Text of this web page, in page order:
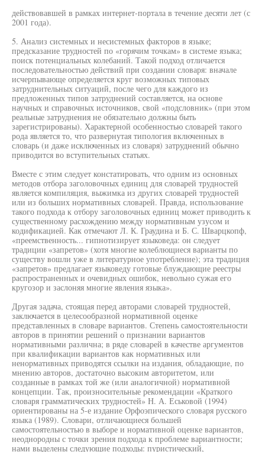
действовавшей в рамках интернет-портала в течение десяти лет (с
2001 года).
5. Анализ системных и несистемных факторов в языке;
предсказание трудностей по «горячим точкам» в системе языка;
поиск потенциальных колебаний. Такой подход отличается
последовательностью действий при создании словаря: вначале
исчерпывающе определяется круг возможных типовых
затруднительных ситуаций, после чего для каждого из
предложенных типов затруднений составляется, на основе
научных и справочных источников, свой «подсловник» (при этом
реальные затруднения не обязательно должны быть
зарегистрированы). Характерной особенностью словарей такого
рода является то, что развернутая типология включенных в
словарь (и даже исключенных из словаря) затруднений обычно
приводится во вступительных статьях.
Вместе с этим следует констатировать, что одним из основных
методов отбора заголовочных единиц для словарей трудностей
является компиляция, выжимка из других словарей трудностей
или из больших нормативных словарей. Правда, использование
такого подхода к отбору заголовочных единиц может приводить к
существенному расхождению между нормативным узусом и
кодификацией. Как отмечают Л. К. Граудина и Б. С. Шварцкопф,
«преемственность... гипнотизирует языковеда: он следует
традиции «запретов» (хотя многие колеблющиеся варианты по
существу вошли уже в литературное употребление); эта традиция
«запретов» предлагает языковеду готовые блуждающие реестры
распространенных и очевидных ошибок, невольно сужая его
кругозор и заслоняя многие явления языка».
Другая задача, стоящая перед авторами словарей трудностей,
заключается в целесообразной нормативной оценке
представленных в словаре вариантов. Степень самостоятельности
авторов в принятии решений о признании вариантов
нормативными различна; в ряде словарей в качестве аргументов
при квалификации вариантов как нормативных или
ненормативных приводятся ссылки на издания, обладающие, по
мнению авторов, достаточно высоким авторитетом, или
созданные в рамках той же (или аналогичной) нормативной
концепции. Так, произносительные рекомендации «Краткого
словаря грамматических трудностей» Н. А. Еськовой (1994)
ориентированы на 5-е издание Орфоэпического словаря русского
языка (1989). Словари, отличающиеся большей
самостоятельностью в выборе и нормативной оценке вариантов,
неоднородны с точки зрения подхода к проблеме вариантности;
нами выделены следующие подходы: пуристический,